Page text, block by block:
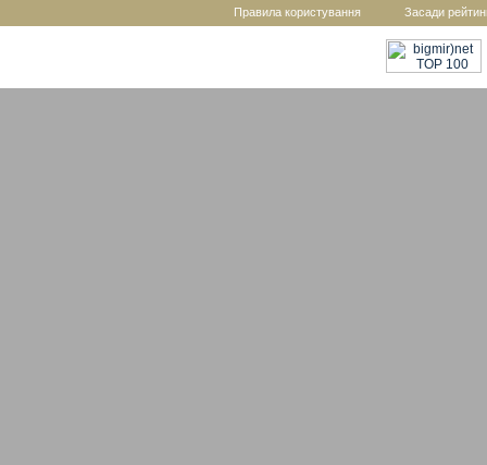
Правила користування Засади